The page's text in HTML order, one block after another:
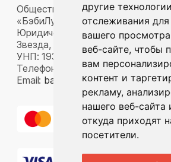
другие технологии
отслеживания
вашего
веб-сайте, чтобы
вам
контент и
рекламу,
нашего веб-сайта
откуда приходят
посетители.
Общество с ограниченной
«БэбиЛук»
Юридический адрес: 220117, г.
Звезда, д. 16, пом. 52
УНП: 193815124
Телефон:
+375 33 392 66 63
Email: babylook.gm@gmail.com.